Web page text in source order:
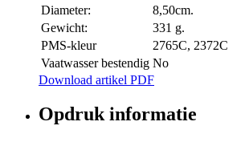
Diameter:
8,50cm.
Gewicht:
331 g.
PMS-kleur
2765C, 2372C
Vaatwasser bestendig No
Download artikel PDF
Opdruk informatie